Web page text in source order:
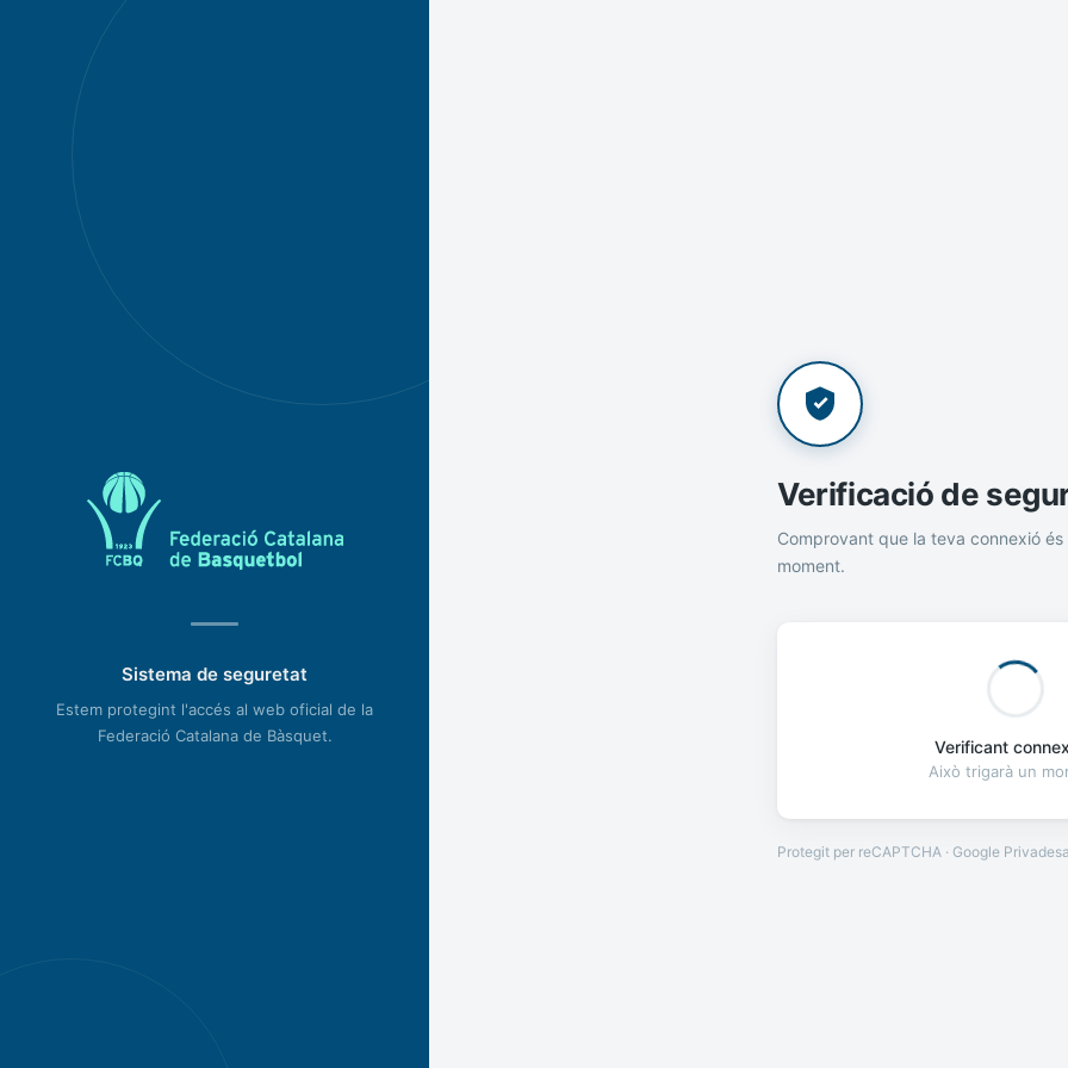
Sistema de seguretat
Estem protegint l'accés al web oficial de la
Federació Catalana de Bàsquet.
Verificació de
Comprovant que la teva connexió és
moment.
Verificant
Això trigarà un
Protegit per reCAPTCHA · Google Privadesa